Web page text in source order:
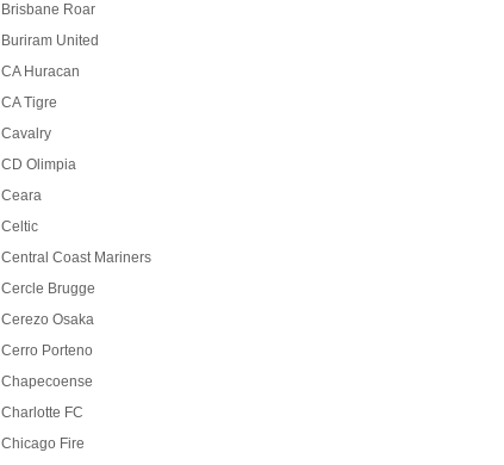
Brisbane Roar
Buriram United
CA Huracan
CA Tigre
Cavalry
CD Olimpia
Ceara
Celtic
Central Coast Mariners
Cercle Brugge
Cerezo Osaka
Cerro Porteno
Chapecoense
Charlotte FC
Chicago Fire